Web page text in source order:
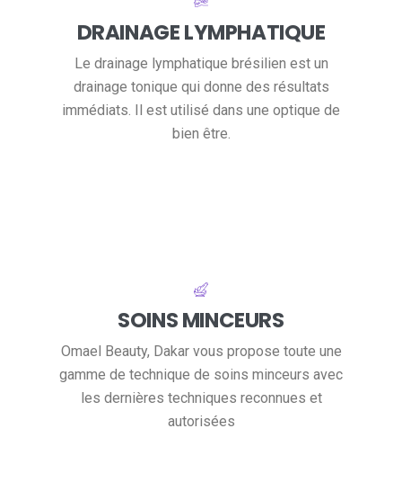
DRAINAGE LYMPHATIQUE
Le drainage lymphatique brésilien est un
drainage tonique qui donne des résultats
immédiats. Il est utilisé dans une optique de
bien être.
SOINS MINCEURS
Omael Beauty, Dakar vous propose toute une
gamme de technique de soins minceurs avec
les dernières techniques reconnues et
autorisées